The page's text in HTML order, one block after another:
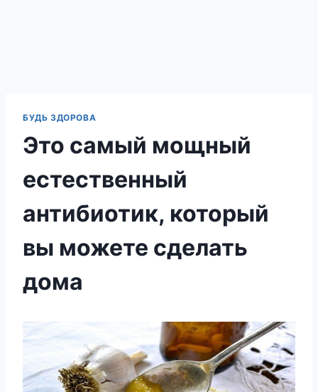
БУДЬ ЗДОРОВА
Это самый мощный
естественный
антибиотик, который
вы можете сделать
дома